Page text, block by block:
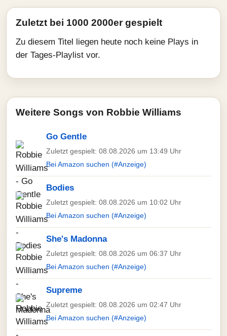
Zuletzt bei 1000 2000er gespielt
Zu diesem Titel liegen heute noch keine Plays in
der Tages-Playlist vor.
Weitere Songs von Robbie Williams
Go Gentle
Zuletzt gespielt: 08.08.2026 um 13:49 Uhr
Bei Amazon suchen (#Anzeige)
Bodies
Zuletzt gespielt: 08.08.2026 um 10:02 Uhr
Bei Amazon suchen (#Anzeige)
She's Madonna
Zuletzt gespielt: 08.08.2026 um 06:37 Uhr
Bei Amazon suchen (#Anzeige)
Supreme
Zuletzt gespielt: 08.08.2026 um 02:47 Uhr
Bei Amazon suchen (#Anzeige)